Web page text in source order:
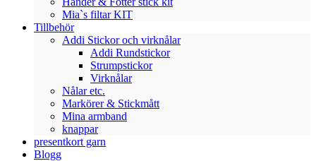
Mia`s filtar KIT
Tillbehör
Addi Stickor och virknålar
Addi Rundstickor
Strumpstickor
Virknålar
Nålar etc.
Markörer & Stickmått
Mina armband
knappar
presentkort garn
Blogg